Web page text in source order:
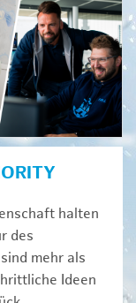
halten
des
mehr als
Ideen